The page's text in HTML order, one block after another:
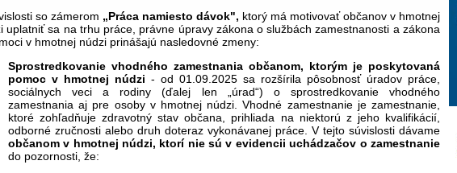
so zámerom „Práca namiesto dávok", ktorý má motivovať občanov v hmotnej
uplatniť sa na trhu práce, právne úpravy zákona o službách zamestnanosti a zákona
v hmotnej núdzi prinášajú nasledovné zmeny:
Sprostredkovanie vhodného zamestnania občanom, ktorým je poskytovaná
pomoc v hmotnej núdzi - od 01.09.2025 sa rozšírila pôsobnosť úradov práce,
sociálnych veci a rodiny (ďalej len „úrad“) o sprostredkovanie vhodného
zamestnania aj pre osoby v hmotnej núdzi. Vhodné zamestnanie je zamestnanie,
ktoré zohľadňuje zdravotný stav občana, prihliada na niektorú z jeho kvalifikácií,
odborné zručnosti alebo druh doteraz vykonávanej práce. V tejto súvislosti dávame
občanom v hmotnej núdzi, ktorí nie sú v evidencii uchádzačov o zamestnanie
do pozornosti, že: